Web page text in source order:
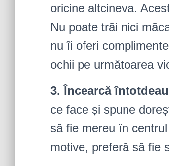
oricine altcineva.
Nu poate trăi nici
nu îi oferi
ochii pe următoarea
3. Încearcă
ce face și spune
să fie mereu în
motive, preferă să fie